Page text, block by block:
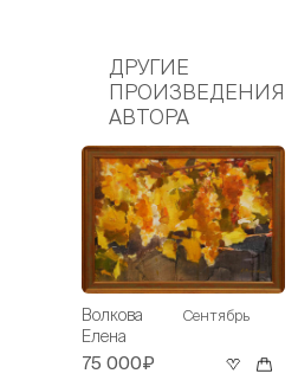
ДРУГИЕ
ПРОИЗВЕДЕНИЯ
АВТОРА
Волкова
Елена
Сентябрь
75 000₽